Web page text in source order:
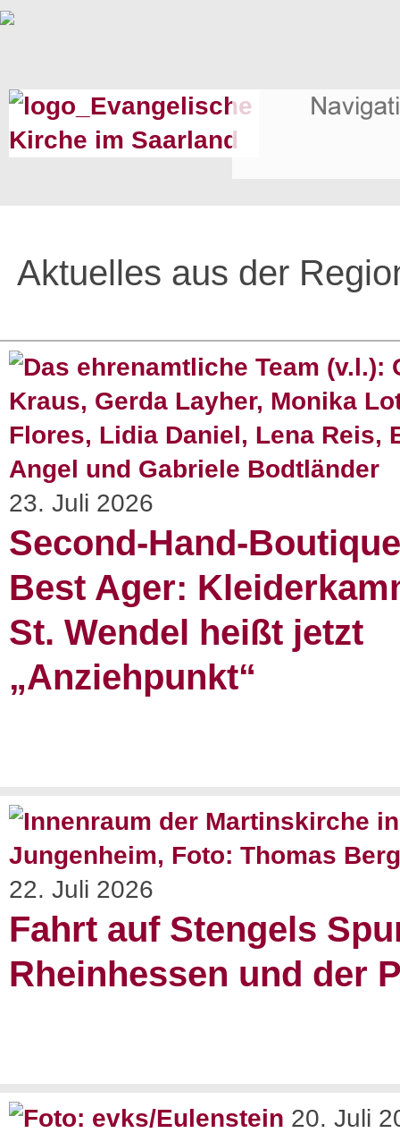
Aktuelles aus der
23. Juli 2026
Second-Hand-
Best Ager:
St. Wendel heißt jetzt
„Anziehpunkt“
22. Juli 2026
Fahrt auf Stengels
Rheinhessen und der
20. Juli